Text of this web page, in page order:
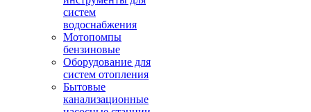
систем
водоснабжения
Мотопомпы
бензиновые
Оборудование для
систем отопления
Бытовые
канализационные